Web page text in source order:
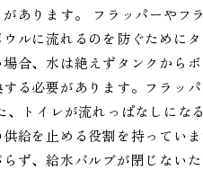
あります。 フラッパーやフ
ルに流れるのを防ぐために
合、水は絶えずタンクから
る必要があります。フラッ
トイレが流れっぱなしにな
給を止める役割を持ってい
ず、給水バルブが閉じない